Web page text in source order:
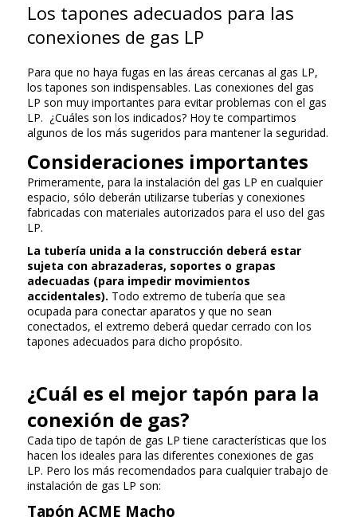
Los tapones adecuados para las
conexiones de gas LP
Para que no haya fugas en las áreas cercanas al gas LP,
los tapones son indispensables. Las conexiones del gas
LP son muy importantes para evitar problemas con el gas
LP. ¿Cuáles son los indicados? Hoy te compartimos
algunos de los más sugeridos para mantener la seguridad.
Consideraciones importantes
Primeramente, para la instalación del gas LP en cualquier
espacio, sólo deberán utilizarse tuberías y conexiones
fabricadas con materiales autorizados para el uso del gas
LP.
La tubería unida a la construcción deberá estar
sujeta con abrazaderas, soportes o grapas
adecuadas (para impedir movimientos
accidentales). Todo extremo de tubería que sea
ocupada para conectar aparatos y que no sean
conectados, el extremo deberá quedar cerrado con los
tapones adecuados para dicho propósito.
¿Cuál es el mejor tapón para la
conexión de gas?
Cada tipo de tapón de gas LP tiene características que los
hacen los ideales para las diferentes conexiones de gas
LP. Pero los más recomendados para cualquier trabajo de
instalación de gas LP son:
Tapón ACME Macho